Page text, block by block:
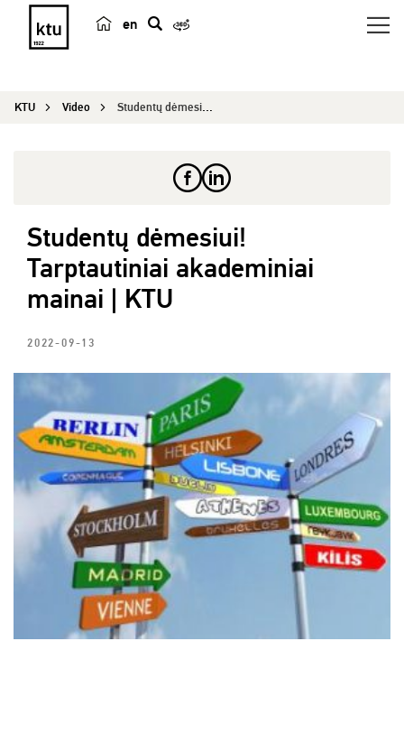
en
e
KTU Video Studentų dėmesiui! Tarptautiniai akademiniai mai...
Studentų dėmesiui!
Tarptautiniai akademiniai
mainai | KTU
2022-09-13